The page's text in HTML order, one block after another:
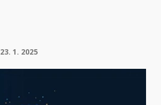
23. 1. 2025